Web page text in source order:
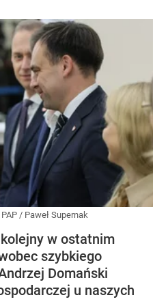
PAP / Paweł Supernak
w ostatnim
szybkiego
Domański
u naszych